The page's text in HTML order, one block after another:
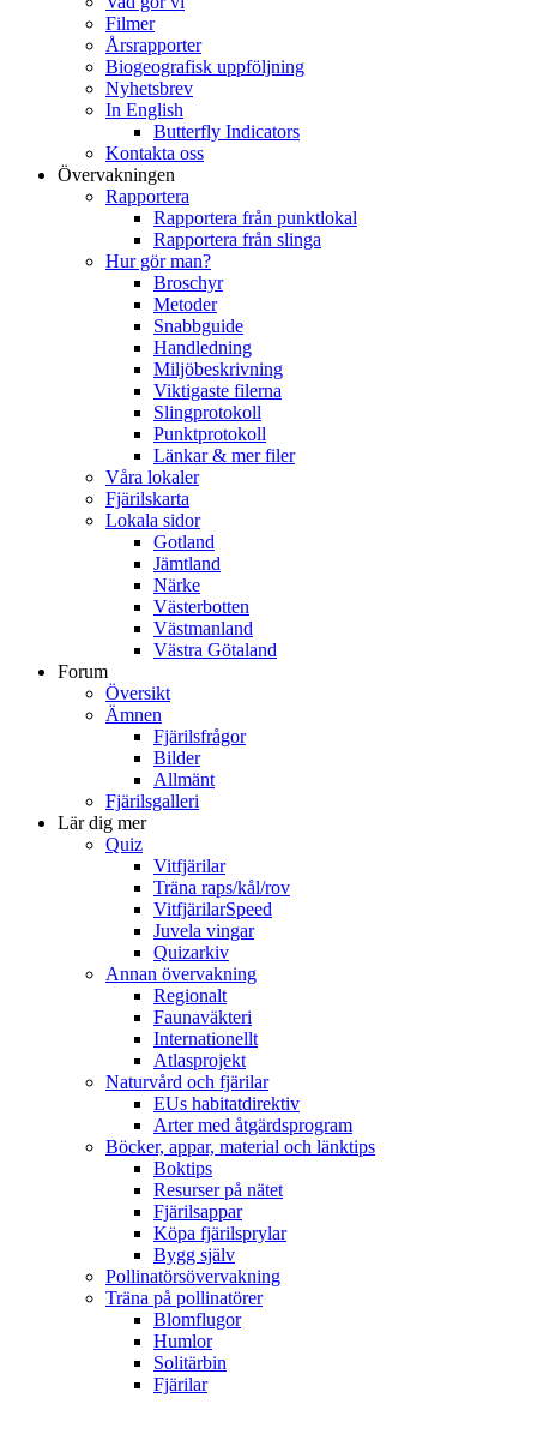
Filmer
Årsrapporter
Biogeografisk uppföljning
Nyhetsbrev
In English
Butterfly Indicators
Kontakta oss
Övervakningen
Rapportera
Rapportera från punktlokal
Rapportera från slinga
Hur gör man?
Broschyr
Metoder
Snabbguide
Handledning
Miljöbeskrivning
Viktigaste filerna
Slingprotokoll
Punktprotokoll
Länkar & mer filer
Våra lokaler
Fjärilskarta
Lokala sidor
Gotland
Jämtland
Närke
Västerbotten
Västmanland
Västra Götaland
Forum
Översikt
Ämnen
Fjärilsfrågor
Bilder
Allmänt
Fjärilsgalleri
Lär dig mer
Quiz
Vitfjärilar
Träna raps/kål/rov
VitfjärilarSpeed
Juvela vingar
Quizarkiv
Annan övervakning
Regionalt
Faunaväkteri
Internationellt
Atlasprojekt
Naturvård och fjärilar
EUs habitatdirektiv
Arter med åtgärdsprogram
Böcker, appar, material och länktips
Boktips
Resurser på nätet
Fjärilsappar
Köpa fjärilsprylar
Bygg själv
Pollinatörsövervakning
Träna på pollinatörer
Blomflugor
Humlor
Solitärbin
Fjärilar